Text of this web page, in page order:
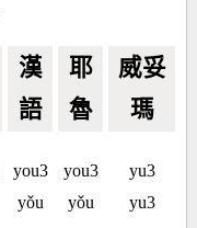
漢
語
耶
魯
威妥
瑪
you3
yǒu
you3
yǒu
yu3
yu3